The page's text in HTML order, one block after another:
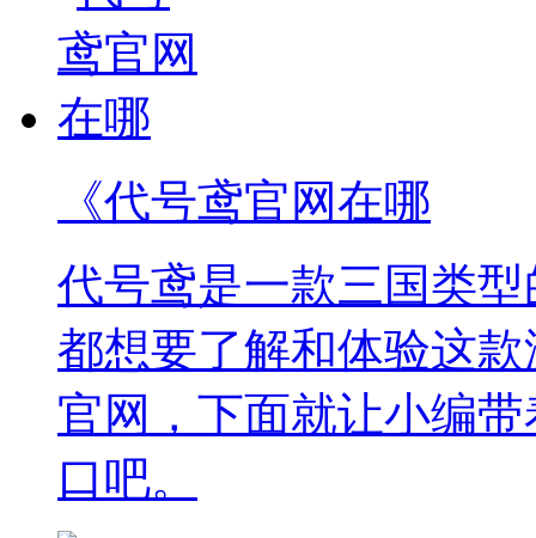
《代号鸢官网在哪
代号鸢是一款三国类
都想要了解和体验这
官网，下面就让小编
口吧。